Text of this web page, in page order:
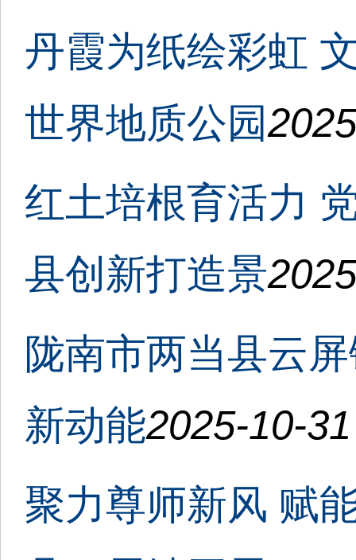
丹霞为纸绘彩虹
世界地质公园
红土培根育活力
县创新打造景
陇南市两当县云
新动能2025-10-
聚力尊师新风 赋